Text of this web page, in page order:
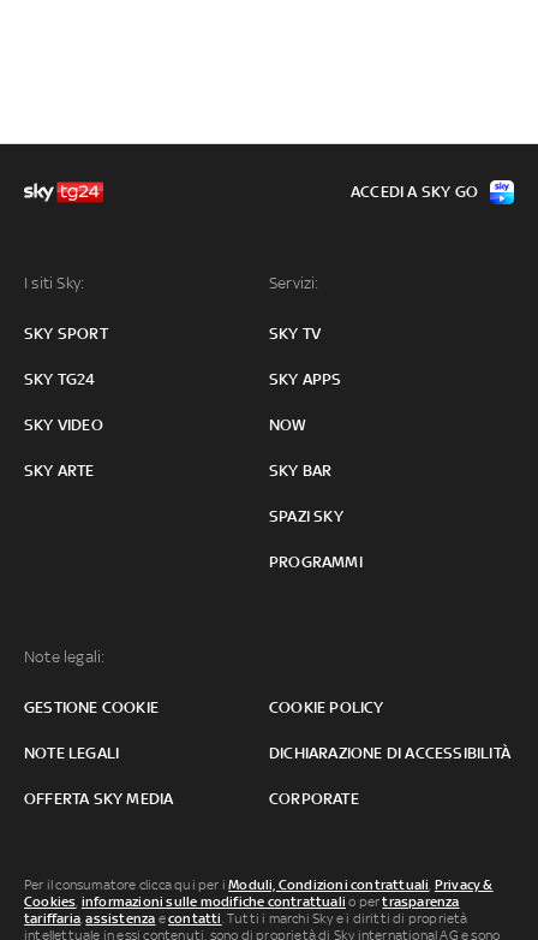
I siti Sky:
SKY SPORT
SKY TG24
SKY VIDEO
SKY ARTE
Servizi:
SKY TV
SKY APPS
NOW
SKY BAR
SPAZI SKY
PROGRAMMI
Note legali:
GESTIONE COOKIE COOKIE POLICY
NOTE LEGALI DICHIARAZIONE DI ACCESSIBILITÀ
OFFERTA SKY MEDIA CORPORATE
ACCEDI A SKY GO
Per il consumatore clicca qui per iModuli, Condizioni contrattuali, Privacy &
Cookies, informazioni sulle modifiche contrattuali o pertrasparenza
tariffaria,assistenza econtatti. Tutti i marchi Sky e i diritti di proprietà
intellettuale in essi contenuti, sono di proprietà di Sky international AG e sono